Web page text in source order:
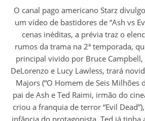
O canal pago americano Starz divulgou um novo pôster e
um vídeo de bastidores de “Ash vs
cenas inéditas, a prévia traz o
rumos da trama na 2ª temporada,
principal vivido por Bruce Campbell,
DeLorenzo e Lucy Lawless, trará
Majors (“O Homem de Seis Milhões
pai de Ash e Ted Raimi, irmão do
criou a franquia de terror “Evil